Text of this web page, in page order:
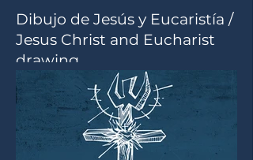
Dibujo de Jesús y Eucaristía /
Jesus Christ and Eucharist
drawing